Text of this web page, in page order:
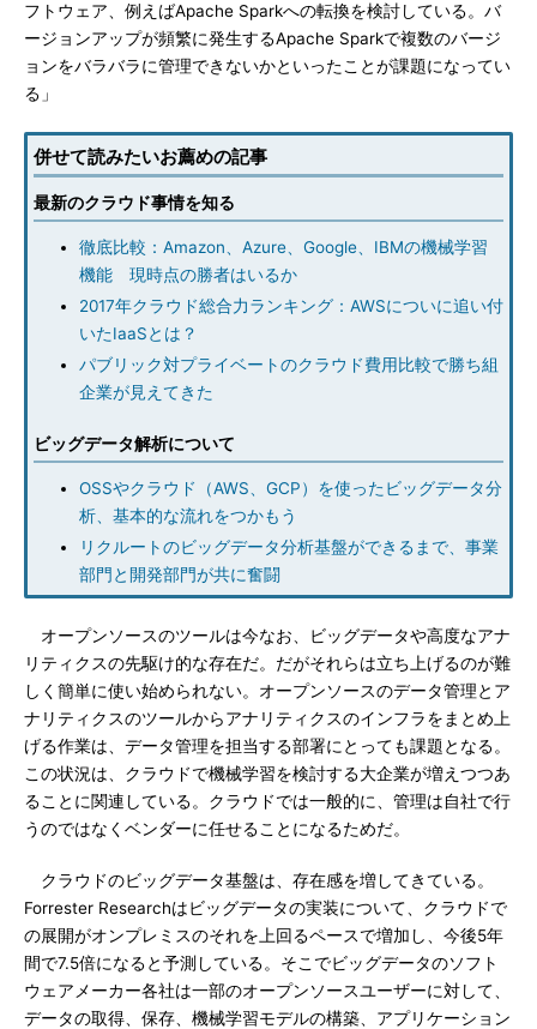
フトウェア、例えばApache Sparkへの転換を検討している。バ
ージョンアップが頻繁に発生するApache Sparkで複数のバージ
ョンをバラバラに管理できないかといったことが課題になってい
る」
併せて読みたいお薦めの記事
最新のクラウド事情を知る
徹底比較：Amazon、Azure、Google、IBMの機械学習
機能 現時点の勝者はいるか
2017年クラウド総合力ランキング：AWSについに追い付
いたIaaSとは？
パブリック対プライベートのクラウド費用比較で勝ち組
企業が見えてきた
ビッグデータ解析について
OSSやクラウド（AWS、GCP）を使ったビッグデータ分
析、基本的な流れをつかもう
リクルートのビッグデータ分析基盤ができるまで、事業
部門と開発部門が共に奮闘
オープンソースのツールは今なお、ビッグデータや高度なアナ
リティクスの先駆け的な存在だ。だがそれらは立ち上げるのが難
しく簡単に使い始められない。オープンソースのデータ管理とア
ナリティクスのツールからアナリティクスのインフラをまとめ上
げる作業は、データ管理を担当する部署にとっても課題となる。
この状況は、クラウドで機械学習を検討する大企業が増えつつあ
ることに関連している。クラウドでは一般的に、管理は自社で行
うのではなくベンダーに任せることになるためだ。
クラウドのビッグデータ基盤は、存在感を増してきている。
Forrester Researchはビッグデータの実装について、クラウドで
の展開がオンプレミスのそれを上回るペースで増加し、今後5年
間で7.5倍になると予測している。そこでビッグデータのソフト
ウェアメーカー各社は一部のオープンソースユーザーに対して、
データの取得、保存、機械学習モデルの構築、アプリケーション